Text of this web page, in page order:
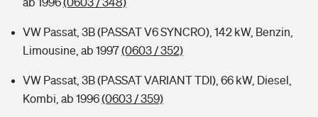
VW Passat, 3B (PASSAT V6 SYNCRO), 142 kW, Benzin,
Limousine, ab 1997(0603 / 352)
VW Passat, 3B (PASSAT VARIANT TDI), 66 kW, Diesel,
Kombi, ab 1996(0603 / 359)